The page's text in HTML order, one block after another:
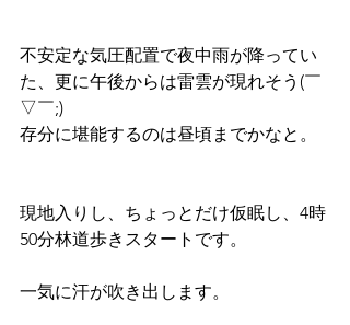
不安定な気圧配置で夜中雨が降ってい
た、更に午後からは雷雲が現れそう(￣
▽￣;)
存分に堪能するのは昼頃までかなと。
現地入りし、ちょっとだけ仮眠し、4時
50分林道歩きスタートです。
一気に汗が吹き出します。